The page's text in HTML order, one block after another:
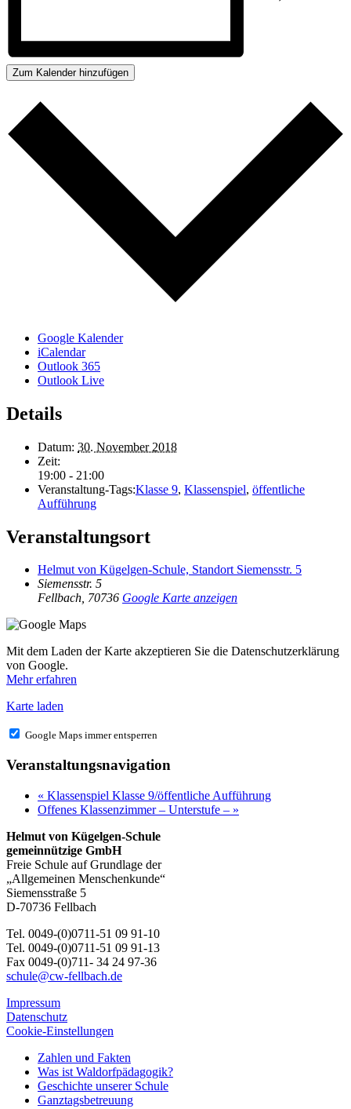
Zum Kalender hinzufügen
Google Kalender
iCalendar
Outlook 365
Outlook Live
Details
Datum: 30. November 2018
Zeit:
19:00 - 21:00
Veranstaltung-Tags:Klasse 9, Klassenspiel, öffentliche
Aufführung
Veranstaltungsort
Helmut von Kügelgen-Schule, Standort Siemensstr. 5
Siemensstr. 5
Fellbach, 70736 Google Karte anzeigen
Mit dem Laden der Karte akzeptieren Sie die Datenschutzerklärung
von Google.
Mehr erfahren
Karte laden
Google Maps immer entsperren
Veranstaltungsnavigation
« Klassenspiel Klasse 9/öffentliche Aufführung
Offenes Klassenzimmer – Unterstufe – »
Helmut von Kügelgen-Schule
gemeinnützige GmbH
Freie Schule auf Grundlage der
„Allgemeinen Menschenkunde“
Siemensstraße 5
D-70736 Fellbach
Tel. 0049-(0)0711-51 09 91-10
Tel. 0049-(0)0711-51 09 91-13
Fax 0049-(0)711- 34 24 97-36
schule@cw-fellbach.de
Impressum
Datenschutz
Cookie-Einstellungen
Zahlen und Fakten
Was ist Waldorfpädagogik?
Geschichte unserer Schule
Ganztagsbetreuung